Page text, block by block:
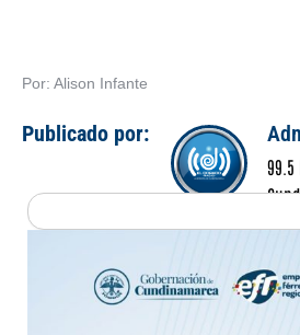
Por: Alison Infante
Publicado por:
99.5
Search